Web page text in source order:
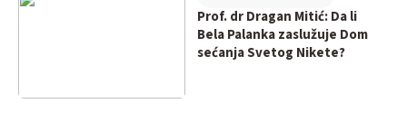
Prof. dr Dragan Mitić: Da li
Bela Palanka zaslužuje Dom
sećanja Svetog Nikete?